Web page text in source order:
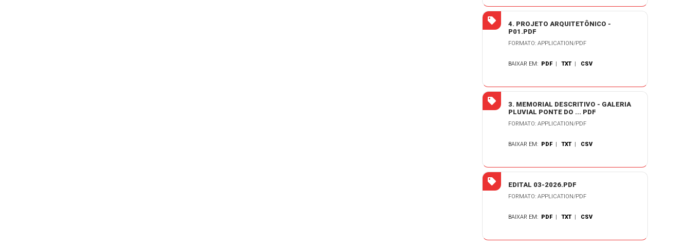
4. PROJETO ARQUITETÔNICO -
P01.PDF
FORMATO: APPLICATION/PDF
BAIXAR EM: PDF |TXT | CSV
3. MEMORIAL DESCRITIVO - GALERIA
PLUVIAL PONTE DO ... PDF
FORMATO: APPLICATION/PDF
BAIXAR EM: PDF |TXT | CSV
EDITAL 03-2026.PDF
FORMATO: APPLICATION/PDF
BAIXAR EM: PDF |TXT | CSV